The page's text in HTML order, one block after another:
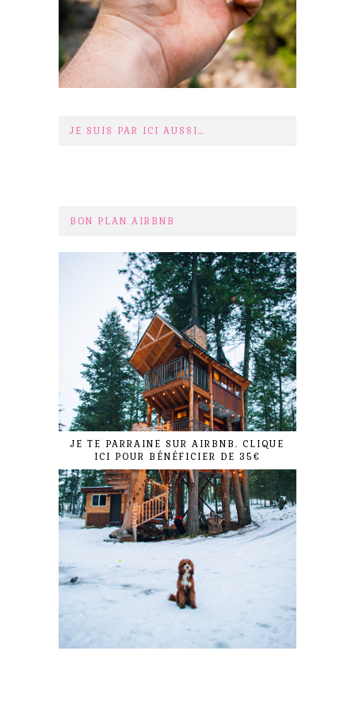
JE SUIS PAR ICI AUSSI…
BON PLAN AIRBNB
JE TE PARRAINE SUR AIRBNB. CLIQUE
ICI POUR BÉNÉFICIER DE 35€